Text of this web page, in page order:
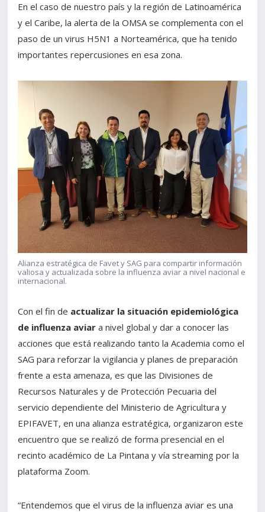
En el caso de nuestro país y la región de Latinoamérica
y el Caribe, la alerta de la OMSA se complementa con el
paso de un virus H5N1 a Norteamérica, que ha tenido
importantes repercusiones en esa zona.
Alianza estratégica de Favet y SAG para compartir información
valiosa y actualizada sobre la influenza aviar a nivel nacional e
internacional.
Con el fin de actualizar la situación epidemiológica
de influenza aviara nivel global y dar a conocer las
acciones que está realizando tanto la Academia como el
SAG para reforzar la vigilancia y planes de preparación
frente a esta amenaza, es que las Divisiones de
Recursos Naturales y de Protección Pecuaria del
servicio dependiente del Ministerio de Agricultura y
EPIFAVET, en una alianza estratégica, organizaron este
encuentro que se realizó de forma presencial en el
recinto académico de La Pintana y vía streaming por la
plataforma Zoom.
“Entendemos que el virus de la influenza aviar es una